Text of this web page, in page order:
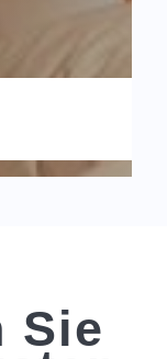
Sie